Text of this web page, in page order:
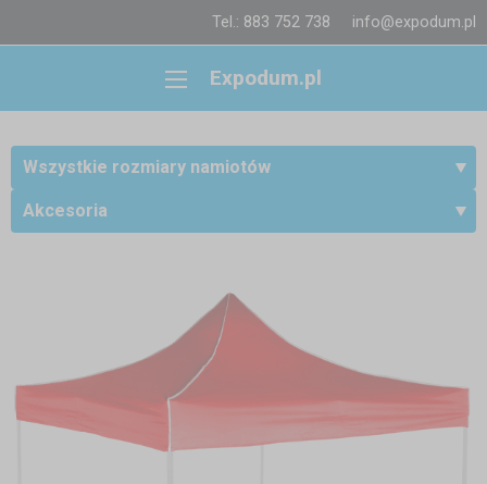
Tel.: 883 752 738 info@expodum.pl
Expodum.pl
Wszystkie rozmiary namiotów
Akcesoria